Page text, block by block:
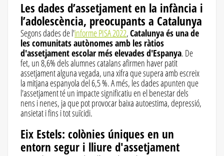
Les dades d’assetjament en la infància i
l’adolescència, preocupants a Catalunya
Segons dades de l'informe PISA 2022,Catalunya és una de
les comunitats autònomes amb les ràtios
d'assetjament escolar més elevades d'Espanya. De
fet, un 8,6% dels alumnes catalans afirmen haver patit
assetjament alguna vegada, una xifra que supera amb escreix
la mitjana espanyola del 6,5 %. A més, les dades apunten que
l'assetjament té un impacte significatiu en el benestar dels
nens i nenes, ja que pot provocar baixa autoestima, depressió,
ansietat i fins i tot suïcidi.
Eix Estels: colònies úniques en un
entorn segur i lliure d'assetjament